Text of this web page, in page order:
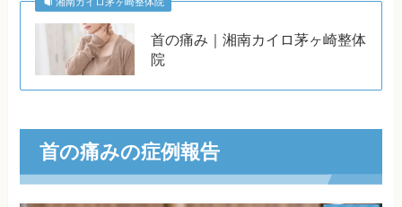
首の痛み｜湘南カイロ茅ヶ崎整体
院
首の痛みの症例報告